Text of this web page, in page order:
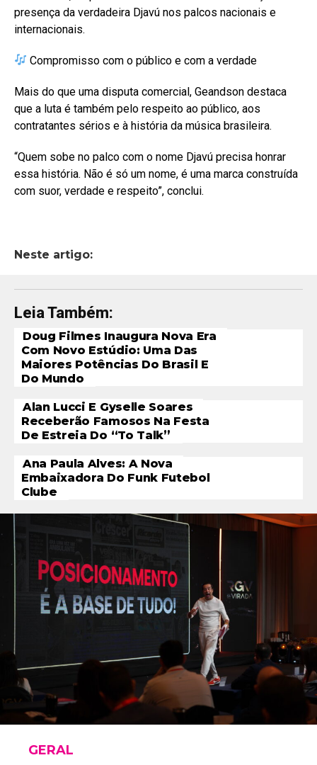
presença da verdadeira Djavú nos palcos nacionais e
internacionais.
Compromisso com o público e com a verdade
Mais do que uma disputa comercial, Geandson destaca
que a luta é também pelo respeito ao público, aos
contratantes sérios e à história da música brasileira.
“Quem sobe no palco com o nome Djavú precisa honrar
essa história. Não é só um nome, é uma marca construída
com suor, verdade e respeito”, conclui.
Neste artigo:
Leia Também:
Doug Filmes Inaugura Nova Era
Com Novo Estúdio: Uma Das
Maiores Potências Do Brasil E
Do Mundo
Alan Lucci E Gyselle Soares
Receberão Famosos Na Festa
De Estreia Do “To Talk”
Ana Paula Alves: A Nova
Embaixadora Do Funk Futebol
Clube
GERAL